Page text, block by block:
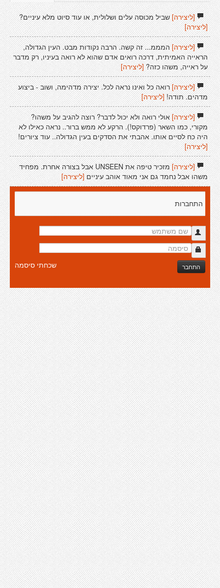
[ליצירה]שביל מכוסה עלים ושלולית, או עוד סיוט מלא עיניים?
[ליצירה]
[ליצירה]המממ... זה קשה. הרבה נקודות מבט. העין הגדולה,
הראייה האמיתית, דרכה רואים אדם שהוא לא רואה בעיניו, רק מדבר
על ראייה, משהו כזה? [ליצירה]
[ליצירה]רואה כל ואינו נראה לכל. יצירה מדהימה, ושוב - ביצוע
מדהים. תודה! [ליצירה]
[ליצירה]אולי רואה ולא יכול לדבר? רוצה להגיב על משהו?
מקורי, כמו השאר (פרדוקס!). הרקע לא ממש ברור.. נראה כאילו לא
היה כח לסיים אותו. אהבתי את הסדקים בעין הגדולה.. עוד ציורים!
[ליצירה]
[ליצירה]
מזכיר טיפה את UNSEEN אבל בצורה אחרת. מפחיד
משהו אבל נחמד גם אני מאוד אוהב עיניים [ליצירה]
התחברות
התחבר שכחתי סיסמה